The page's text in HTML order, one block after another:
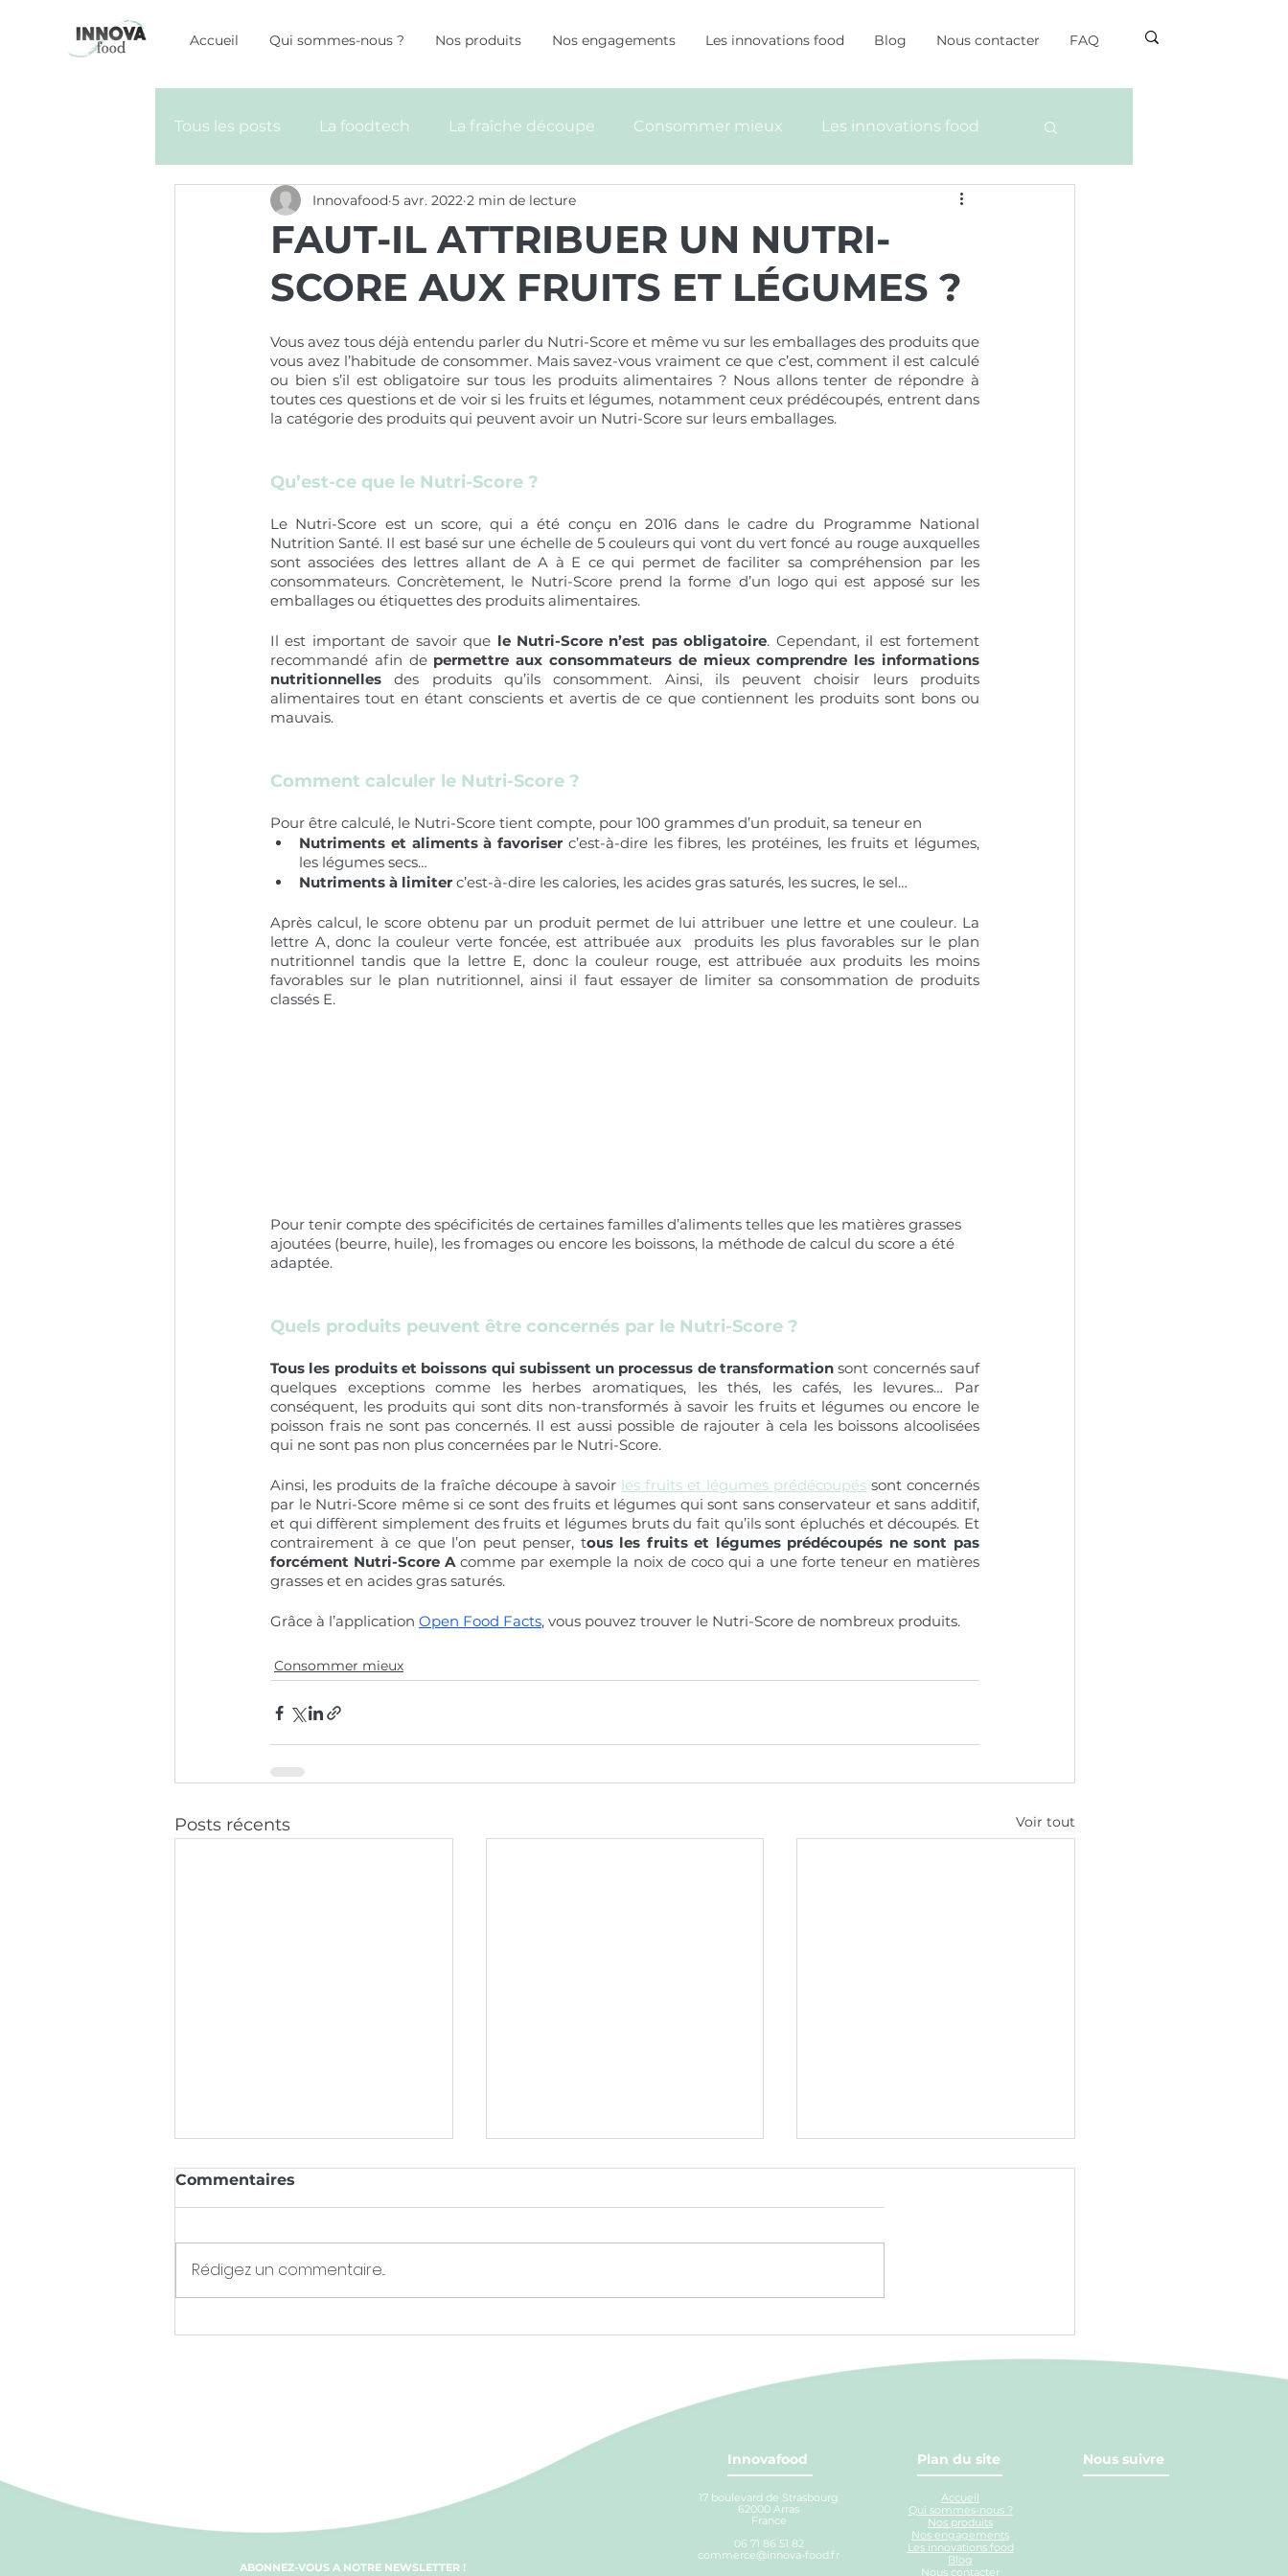
Accueil Qui sommes-nous ? Nos produits Nos engagements Les innovations food Blog Nous contacter FAQ
Tous les posts La foodtech La fraîche découpe Consommer mieux Les innovations food
FAUT-IL ATTRIBUER UN NUTRI-
SCORE AUX FRUITS ET LÉGUMES ?
Innovafood 5 avr. 2022 2 min de lecture
Vous avez tous déjà entendu parler du Nutri-Score et même vu sur les emballages des produits que
vous avez l’habitude de consommer. Mais savez-vous vraiment ce que c’est, comment il est calculé
ou bien s’il est obligatoire sur tous les produits alimentaires ? Nous allons tenter de répondre à
toutes ces questions et de voir si les fruits et légumes, notamment ceux prédécoupés, entrent dans
la catégorie des produits qui peuvent avoir un Nutri-Score sur leurs emballages.
Qu’est-ce que le Nutri-Score ?
Le Nutri-Score est un score, qui a été conçu en 2016 dans le cadre du Programme National
Nutrition Santé. Il est basé sur une échelle de 5 couleurs qui vont du vert foncé au rouge auxquelles
sont associées des lettres allant de A à E ce qui permet de faciliter sa compréhension par les
consommateurs. Concrètement, le Nutri-Score prend la forme d’un logo qui est apposé sur les
emballages ou étiquettes des produits alimentaires.
Il est important de savoir que le Nutri-Score n’est pas obligatoire. Cependant, il est fortement
recommandé afin de permettre aux consommateurs de mieux comprendre les informations
nutritionnelles des produits qu’ils consomment. Ainsi, ils peuvent choisir leurs produits
alimentaires tout en étant conscients et avertis de ce que contiennent les produits sont bons ou
mauvais.
Comment calculer le Nutri-Score ?
Pour être calculé, le Nutri-Score tient compte, pour 100 grammes d’un produit, sa teneur en
Nutriments et aliments à favoriser c’est-à-dire les fibres, les protéines, les fruits et légumes,
les légumes secs…
Nutriments à limiter c’est-à-dire les calories, les acides gras saturés, les sucres, le sel…
Après calcul, le score obtenu par un produit permet de lui attribuer une lettre et une couleur. La
lettre A, donc la couleur verte foncée, est attribuée aux  produits les plus favorables sur le plan
nutritionnel tandis que la lettre E, donc la couleur rouge, est attribuée aux produits les moins
favorables sur le plan nutritionnel, ainsi il faut essayer de limiter sa consommation de produits
classés E.
Pour tenir compte des spécificités de certaines familles d’aliments telles que les matières grasses
ajoutées (beurre, huile), les fromages ou encore les boissons, la méthode de calcul du score a été
adaptée.
Quels produits peuvent être concernés par le Nutri-Score ?
Tous les produits et boissons qui subissent un processus de transformation sont concernés sauf
quelques exceptions comme les herbes aromatiques, les thés, les cafés, les levures… Par
conséquent, les produits qui sont dits non-transformés à savoir les fruits et légumes ou encore le
poisson frais ne sont pas concernés. Il est aussi possible de rajouter à cela les boissons alcoolisées
qui ne sont pas non plus concernées par le Nutri-Score.
Ainsi, les produits de la fraîche découpe à savoir les fruits et légumes prédécoupés sont concernés
par le Nutri-Score même si ce sont des fruits et légumes qui sont sans conservateur et sans additif,
et qui diffèrent simplement des fruits et légumes bruts du fait qu’ils sont épluchés et découpés. Et
contrairement à ce que l’on peut penser, tous les fruits et légumes prédécoupés ne sont pas
forcément Nutri-Score A comme par exemple la noix de coco qui a une forte teneur en matières
grasses et en acides gras saturés.
Grâce à l’application Open Food Facts, vous pouvez trouver le Nutri-Score de nombreux produits.
Consommer mieux
Posts récents Voir tout
Commentaires
Rédigez un commentaire...
ABONNEZ-VOUS A NOTRE NEWSLETTER !
Innovafood
17 boulevard de Strasbourg
62000 Arras
France
06 71 86 51 82
commerce@innova-food.fr
Plan du site
Accueil
Qui sommes-nous ?
Nos produits
Nos engagements
Les innovations food
Blog
Nous contacter
Nous suivre